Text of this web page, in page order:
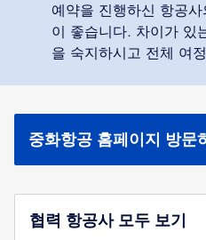
예약을 진행하신 항공
이 좋습니다. 차이가 있
을 숙지하시고 전체 여
중화항공 홈페이지 방문
협력 항공사 모두 보기